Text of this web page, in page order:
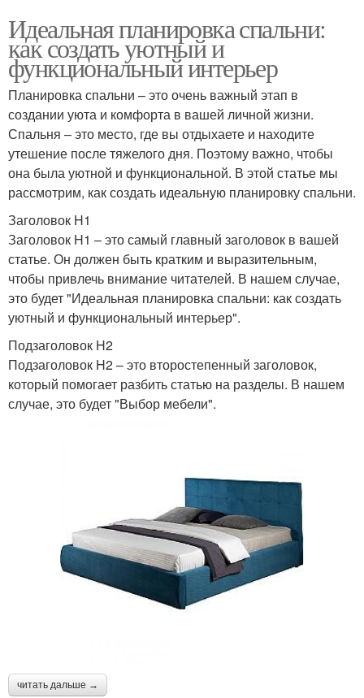
Идеальная планировка спальни:
как создать уютный и
функциональный интерьер
Планировка спальни – это очень важный этап в
создании уюта и комфорта в вашей личной жизни.
Спальня – это место, где вы отдыхаете и находите
утешение после тяжелого дня. Поэтому важно, чтобы
она была уютной и функциональной. В этой статье мы
рассмотрим, как создать идеальную планировку спальни.
Заголовок H1
Заголовок H1 – это самый главный заголовок в вашей
статье. Он должен быть кратким и выразительным,
чтобы привлечь внимание читателей. В нашем случае,
это будет "Идеальная планировка спальни: как создать
уютный и функциональный интерьер".
Подзаголовок H2
Подзаголовок H2 – это второстепенный заголовок,
который помогает разбить статью на разделы. В нашем
случае, это будет "Выбор мебели".
читать дальше →